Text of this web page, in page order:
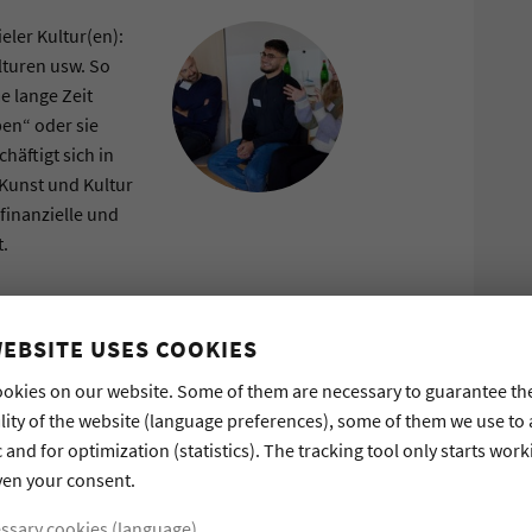
USES COOKIES
on our website. Some of them are necessary to guarantee
of the website (language preferences), some of them we use to
for optimization (statistics). The tracking tool only starts
your consent.
Kultur(en):
usw. So
lange Zeit
oder sie
sich in
und Kultur
und
#WISSENSCHAFT #WISSENSWERTE